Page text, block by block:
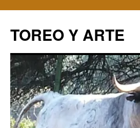
TOREO Y ARTE